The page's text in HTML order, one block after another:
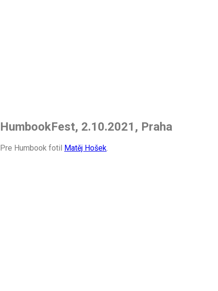
HumbookFest, 2.10.2021, Praha
Pre Humbook fotil Matěj Hošek.